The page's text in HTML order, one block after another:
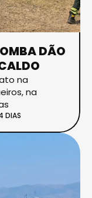
DÃO
na
na
DIAS